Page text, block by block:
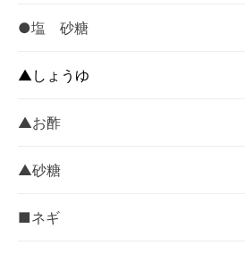
●塩 砂糖
▲しょうゆ
▲お酢
▲砂糖
■ネギ